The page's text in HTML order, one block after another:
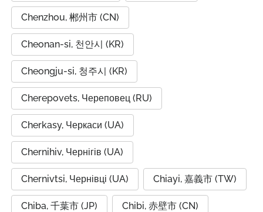
Chenzhou, 郴州市 (CN)
Cheonan-si, 천안시 (KR)
Cheongju-si, 청주시 (KR)
Cherepovets, Череповец (RU)
Cherkasy, Черкаси (UA)
Chernihiv, Чернігів (UA)
Chernivtsi, Чернівці (UA) Chiayi, 嘉義市 (TW)
Chiba, 千葉市 (JP) Chibi, 赤壁市 (CN)